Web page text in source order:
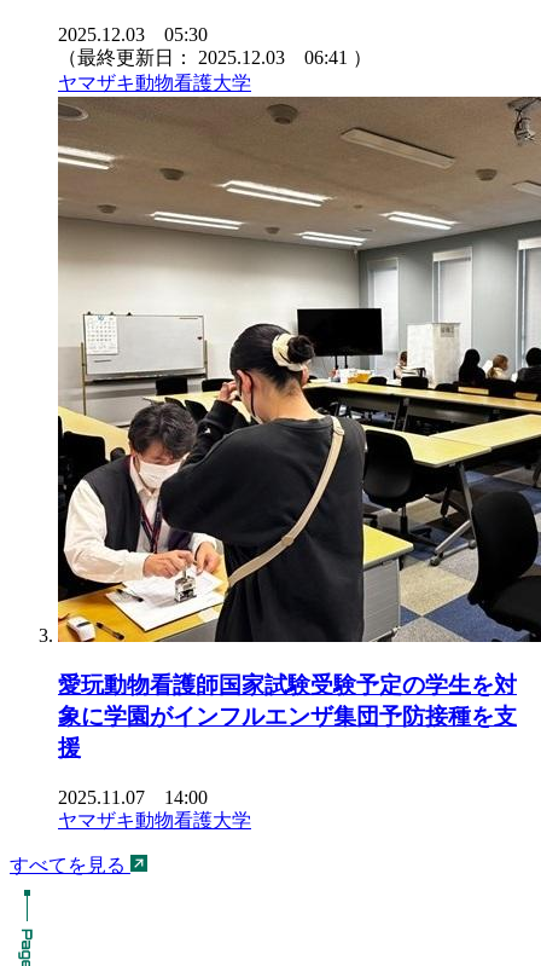
2025.12.03 05:30
（最終更新日： 2025.12.03 06:41 ）
ヤマザキ動物看護大学
愛玩動物看護師国家試験受験予定の学生を対
象に学園がインフルエンザ集団予防接種を支
援
2025.11.07 14:00
ヤマザキ動物看護大学
すべてを見る